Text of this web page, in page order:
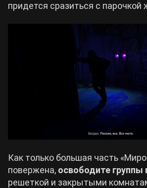
придется сразиться с парочкой
Как только большая часть
повержена, освободите
решеткой и закрытыми